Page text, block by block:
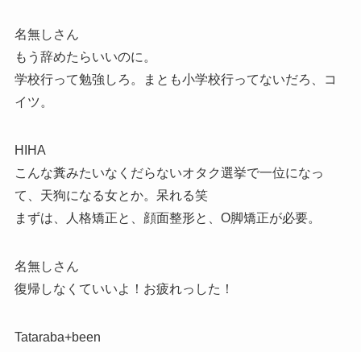
名無しさん
もう辞めたらいいのに。
学校行って勉強しろ。まとも小学校行ってないだろ、コ
イツ。
HIHA
こんな糞みたいなくだらないオタク選挙で一位になっ
て、天狗になる女とか。呆れる笑
まずは、人格矯正と、顔面整形と、O脚矯正が必要。
名無しさん
復帰しなくていいよ！お疲れっした！
Tataraba+been